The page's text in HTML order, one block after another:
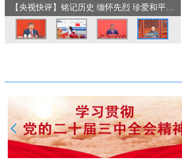
【央视快评】铭记历史 缅怀先烈 珍爱和平…